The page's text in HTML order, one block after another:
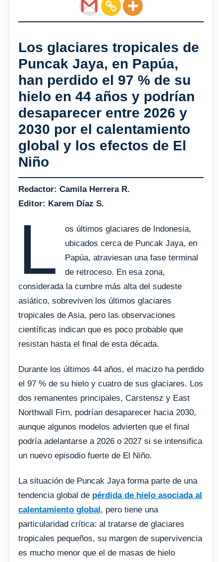
Los glaciares tropicales de
Puncak Jaya, en Papúa,
han perdido el 97 % de su
hielo en 44 años y podrían
desaparecer entre 2026 y
2030 por el calentamiento
global y los efectos de El
Niño
Redactor: Camila Herrera R.
Editor: Karem Díaz S.
L
os últimos glaciares de Indonesia,
ubicados cerca de Puncak Jaya, en
Papúa, atraviesan una fase terminal
de retroceso. En esa zona,
considerada la cumbre más alta del sudeste
asiático, sobreviven los últimos glaciares
tropicales de Asia, pero las observaciones
científicas indican que es poco probable que
resistan hasta el final de esta década.
Durante los últimos 44 años, el macizo ha perdido
el 97 % de su hielo y cuatro de sus glaciares. Los
dos remanentes principales, Carstensz y East
Northwall Firn, podrían desaparecer hacia 2030,
aunque algunos modelos advierten que el final
podría adelantarse a 2026 o 2027 si se intensifica
un nuevo episodio fuerte de El Niño.
La situación de Puncak Jaya forma parte de una
tendencia global de pérdida de hielo asociada al
calentamiento global , pero tiene una
particularidad crítica: al tratarse de glaciares
tropicales pequeños, su margen de supervivencia
es mucho menor que el de masas de hielo